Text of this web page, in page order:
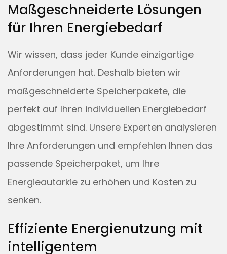
Maßgeschneiderte Lösungen
für Ihren Energiebedarf
Wir wissen, dass jeder Kunde einzigartige
Anforderungen hat. Deshalb bieten wir
maßgeschneiderte Speicherpakete, die
perfekt auf Ihren individuellen Energiebedarf
abgestimmt sind. Unsere Experten analysieren
Ihre Anforderungen und empfehlen Ihnen das
passende Speicherpaket, um Ihre
Energieautarkie zu erhöhen und Kosten zu
senken.
Effiziente Energienutzung mit
intelligentem